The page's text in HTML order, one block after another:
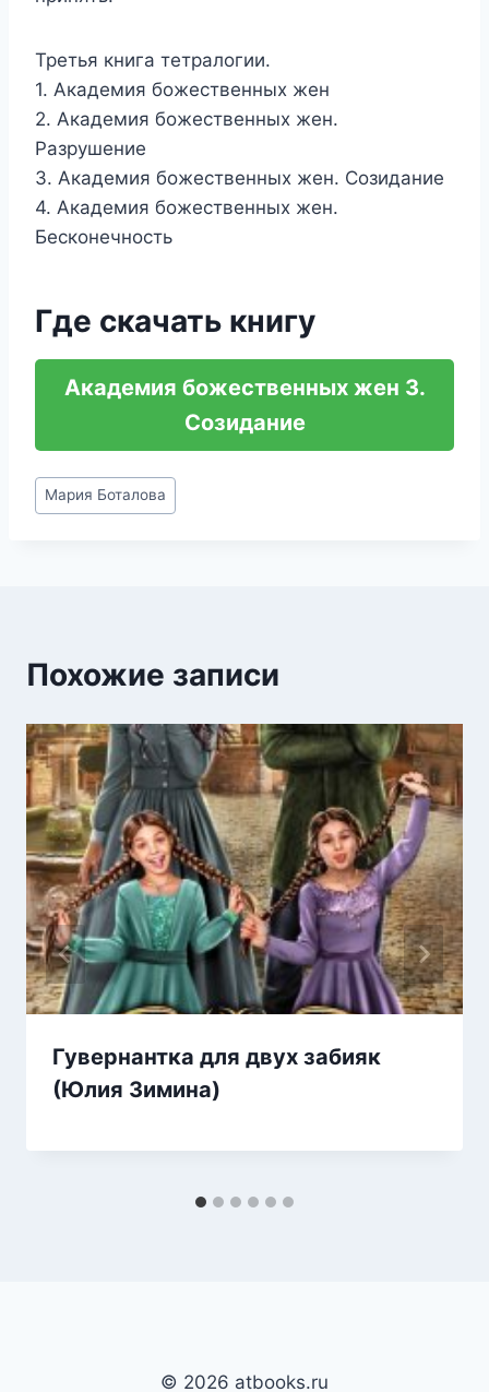
Третья книга тетралогии.
1. Академия божественных жен
2. Академия божественных жен.
Разрушение
3. Академия божественных жен. Созидание
4. Академия божественных жен.
Бесконечность
Где скачать книгу
Академия божественных жен 3.
Созидание
Метки
записи:
Мария Боталова
Похожие записи
Гувернантка для двух забияк
(Юлия Зимина)
© 2026 atbooks.ru